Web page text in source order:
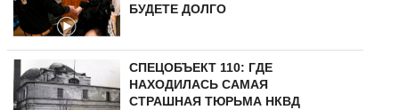
БУДЕТЕ ДОЛГО
СПЕЦОБЪЕКТ 110: ГДЕ
НАХОДИЛАСЬ САМАЯ
СТРАШНАЯ ТЮРЬМА НКВД